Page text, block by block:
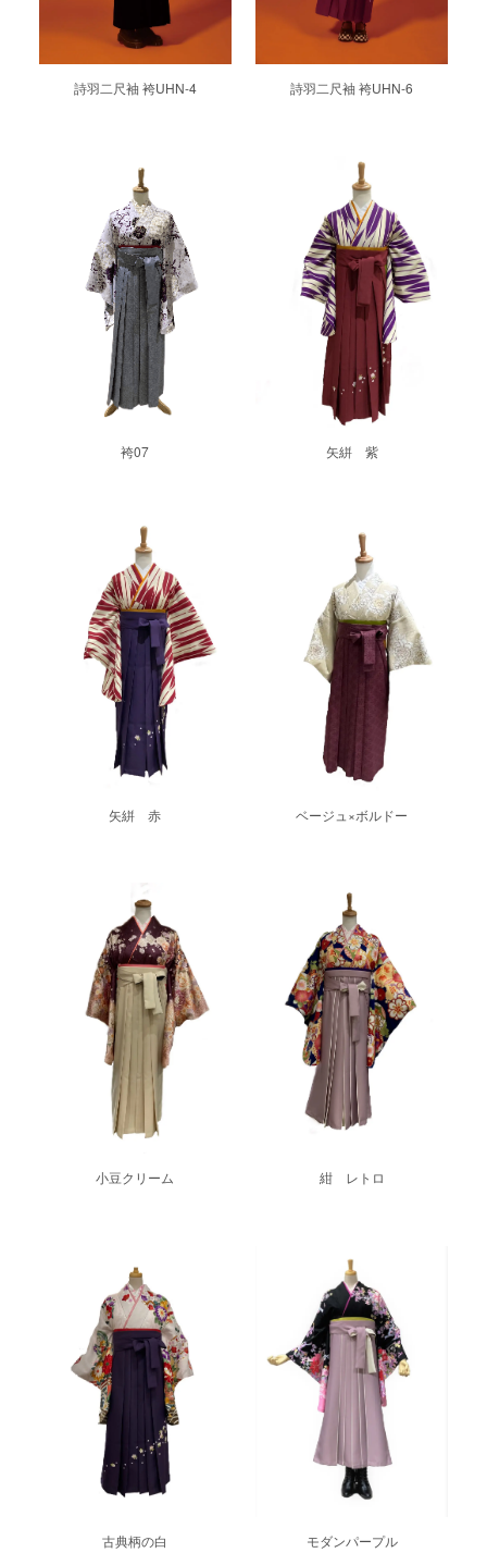
詩羽二尺袖 袴UHN-4 詩羽二尺袖 袴UHN-6
袴07 矢絣 紫
矢絣 赤 ベージュ×ボルドー
小豆クリーム 紺 レトロ
古典柄の白 モダンパープル